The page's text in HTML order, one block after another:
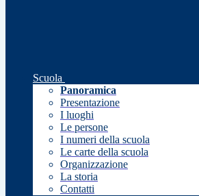
Scuola
Panoramica
Presentazione
I luoghi
Le persone
I numeri della scuola
Le carte della scuola
Organizzazione
La storia
Contatti